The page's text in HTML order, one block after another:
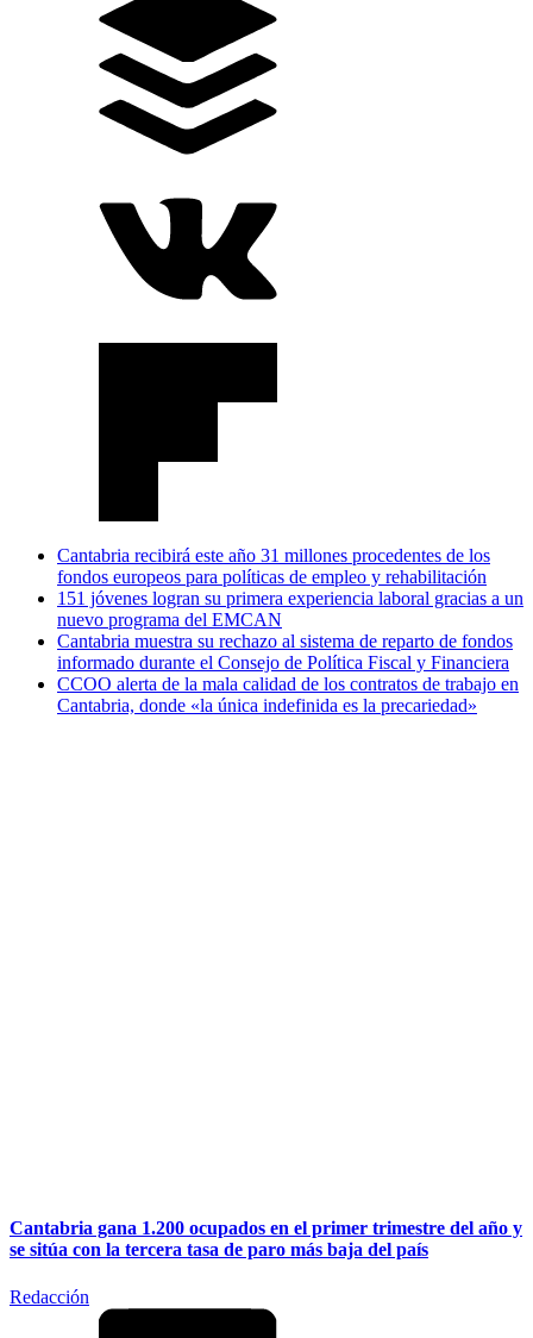
Cantabria recibirá este año 31 millones procedentes de los
fondos europeos para políticas de empleo y rehabilitación
151 jóvenes logran su primera experiencia laboral gracias a un
nuevo programa del EMCAN
Cantabria muestra su rechazo al sistema de reparto de fondos
informado durante el Consejo de Política Fiscal y Financiera
CCOO alerta de la mala calidad de los contratos de trabajo en
Cantabria, donde «la única indefinida es la precariedad»
Cantabria gana 1.200 ocupados en el primer trimestre del año y
se sitúa con la tercera tasa de paro más baja del país
Redacción